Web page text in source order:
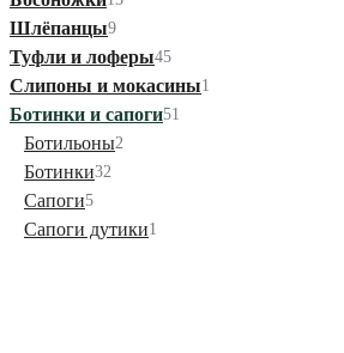
Шлёпанцы9
Туфли и лоферы45
Слипоны и мокасины1
Ботинки и сапоги51
Бoтильоны2
Ботинки32
Сапоги5
Сапоги дутики1